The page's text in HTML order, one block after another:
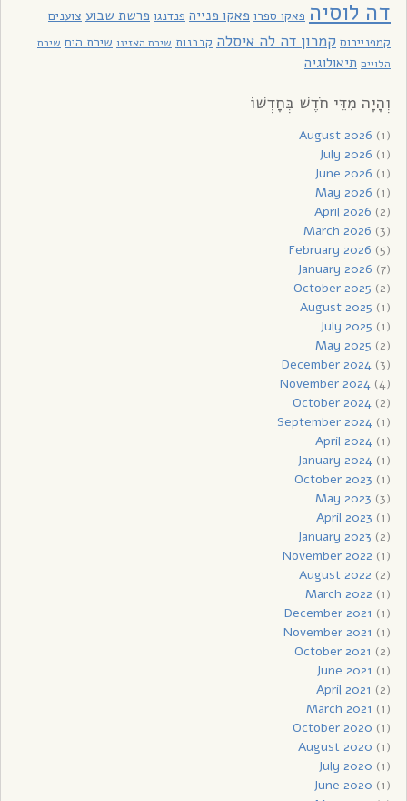
דה לוסיה פאקו ספרו פאקו פנייה פנדנגו פרשת שבוע צוענים
קמפניירוס קמרון דה לה איסלה קרבנות שירת האזינו שירת הים שירת
הלויים תיאולוגיה
וְהָיָה מִדֵּי חֹדֶשׁ בְּחָדְשׁוֹ
August 2026 (1)
July 2026 (1)
June 2026 (1)
May 2026 (1)
April 2026 (2)
March 2026 (3)
February 2026 (5)
January 2026 (7)
October 2025 (2)
August 2025 (1)
July 2025 (1)
May 2025 (2)
December 2024(3)
November 2024(4)
October 2024(2)
September 2024(1)
April 2024(1)
January 2024(1)
October 2023 (1)
May 2023 (3)
April 2023 (1)
January 2023 (2)
November 2022 (1)
August 2022 (2)
March 2022 (1)
December 2021 (1)
November 2021 (1)
October 2021 (2)
June 2021 (1)
April 2021 (2)
March 2021 (1)
October 2020 (1)
August 2020 (1)
July 2020 (1)
June 2020 (1)